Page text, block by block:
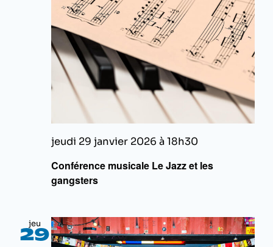
Conférence musicale Le Jazz et les
gangsters
jeudi 29 janvier 2026 à 18h30
jeu
29